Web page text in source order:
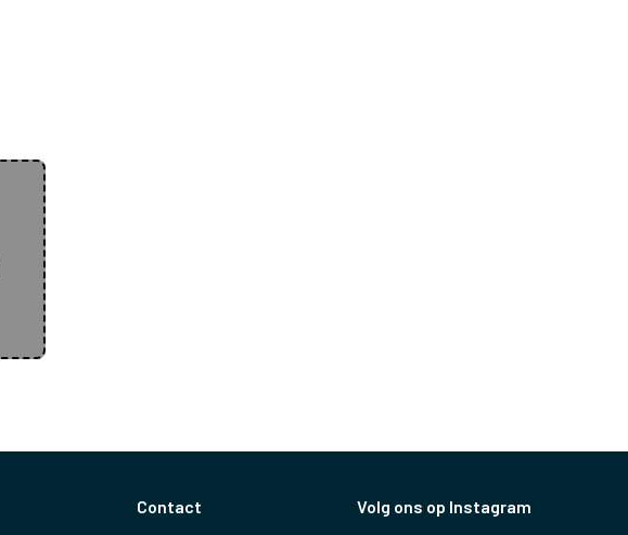
Contact Volg ons op Instagram